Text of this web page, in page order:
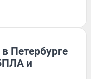
Петербурге
и